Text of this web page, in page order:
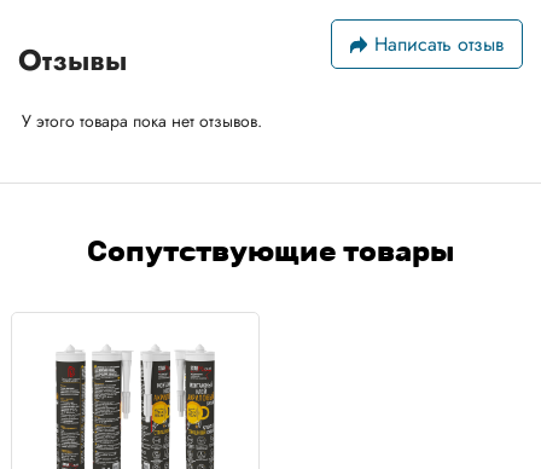
Отзывы Написать отзыв
У этого товара пока нет отзывов.
Сопутствующие товары